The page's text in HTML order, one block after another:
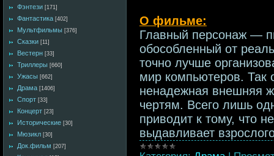
Фэнтези [171]
Фантастика [402]
Мультфильмы [376]
Сказки [11]
Вестерн [33]
Триллеры [660]
Ужасы [662]
Драма [1406]
Спорт [33]
Концерт [23]
Исторические [30]
Мюзикл [30]
Док.фильм [207]
О фильме:
Главный персонаж —
обособленный от
точно лучше
мир компьютеров. Так
ненадежная внешняя
чертям. Всего лишь
приводит к тому, что
выдавливает